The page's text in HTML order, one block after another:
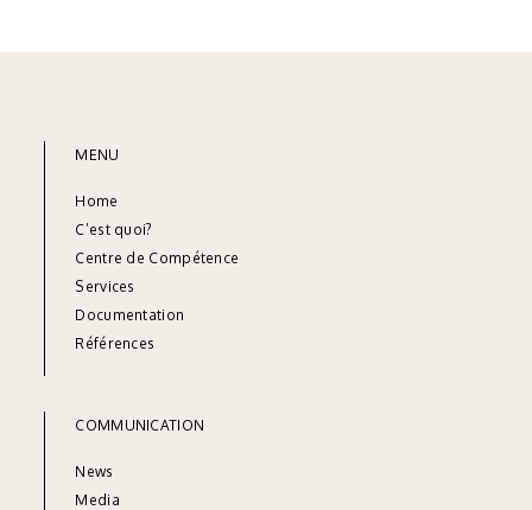
MENU
Home
C’est quoi?
Centre de Compétence
Services
Documentation
Références
COMMUNICATION
News
Media